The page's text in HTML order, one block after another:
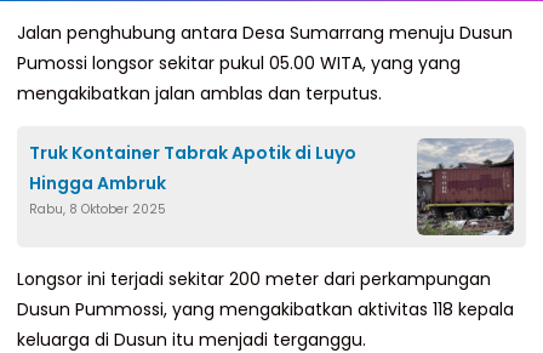
Jalan penghubung antara Desa Sumarrang menuju Dusun
Pumossi longsor sekitar pukul 05.00 WITA, yang yang
mengakibatkan jalan amblas dan terputus.
Truk Kontainer Tabrak Apotik di Luyo
Hingga Ambruk
Rabu, 8 Oktober 2025
Longsor ini terjadi sekitar 200 meter dari perkampungan
Dusun Pummossi, yang mengakibatkan aktivitas 118 kepala
keluarga di Dusun itu menjadi terganggu.